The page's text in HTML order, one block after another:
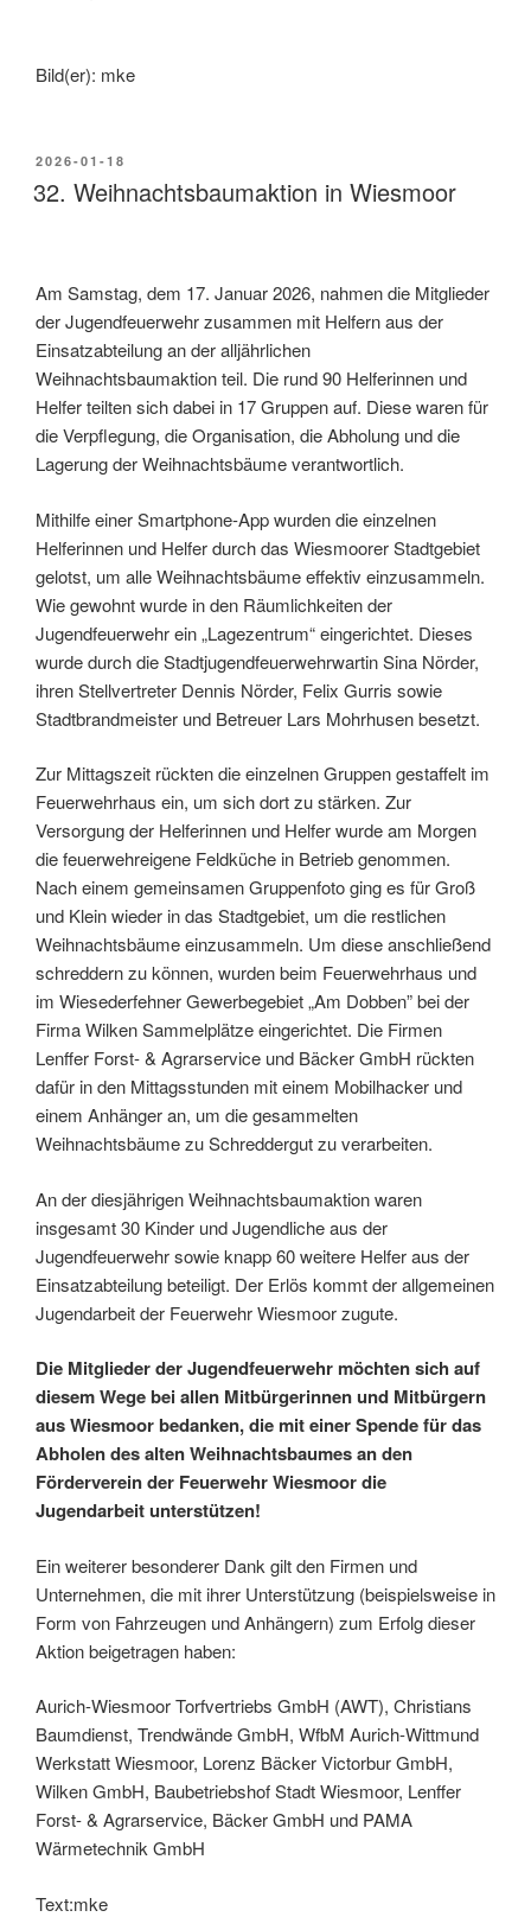
Bild(er): mke
2026-01-18
32. Weihnachtsbaumaktion in Wiesmoor
Am Samstag, dem 17. Januar 2026, nahmen die Mitglieder
der Jugendfeuerwehr zusammen mit Helfern aus der
Einsatzabteilung an der alljährlichen
Weihnachtsbaumaktion teil. Die rund 90 Helferinnen und
Helfer teilten sich dabei in 17 Gruppen auf. Diese waren für
die Verpflegung, die Organisation, die Abholung und die
Lagerung der Weihnachtsbäume verantwortlich.
Mithilfe einer Smartphone-App wurden die einzelnen
Helferinnen und Helfer durch das Wiesmoorer Stadtgebiet
gelotst, um alle Weihnachtsbäume effektiv einzusammeln.
Wie gewohnt wurde in den Räumlichkeiten der
Jugendfeuerwehr ein „Lagezentrum“ eingerichtet. Dieses
wurde durch die Stadtjugendfeuerwehrwartin Sina Nörder,
ihren Stellvertreter Dennis Nörder, Felix Gurris sowie
Stadtbrandmeister und Betreuer Lars Mohrhusen besetzt.
Zur Mittagszeit rückten die einzelnen Gruppen gestaffelt im
Feuerwehrhaus ein, um sich dort zu stärken. Zur
Versorgung der Helferinnen und Helfer wurde am Morgen
die feuerwehreigene Feldküche in Betrieb genommen.
Nach einem gemeinsamen Gruppenfoto ging es für Groß
und Klein wieder in das Stadtgebiet, um die restlichen
Weihnachtsbäume einzusammeln. Um diese anschließend
schreddern zu können, wurden beim Feuerwehrhaus und
im Wiesederfehner Gewerbegebiet „Am Dobben” bei der
Firma Wilken Sammelplätze eingerichtet. Die Firmen
Lenffer Forst- & Agrarservice und Bäcker GmbH rückten
dafür in den Mittagsstunden mit einem Mobilhacker und
einem Anhänger an, um die gesammelten
Weihnachtsbäume zu Schreddergut zu verarbeiten.
An der diesjährigen Weihnachtsbaumaktion waren
insgesamt 30 Kinder und Jugendliche aus der
Jugendfeuerwehr sowie knapp 60 weitere Helfer aus der
Einsatzabteilung beteiligt. Der Erlös kommt der allgemeinen
Jugendarbeit der Feuerwehr Wiesmoor zugute.
Die Mitglieder der Jugendfeuerwehr möchten sich auf
diesem Wege bei allen Mitbürgerinnen und Mitbürgern
aus Wiesmoor bedanken, die mit einer Spende für das
Abholen des alten Weihnachtsbaumes an den
Förderverein der Feuerwehr Wiesmoor die
Jugendarbeit unterstützen!
Ein weiterer besonderer Dank gilt den Firmen und
Unternehmen, die mit ihrer Unterstützung (beispielsweise in
Form von Fahrzeugen und Anhängern) zum Erfolg dieser
Aktion beigetragen haben:
Aurich-Wiesmoor Torfvertriebs GmbH (AWT), Christians
Baumdienst, Trendwände GmbH, WfbM Aurich-Wittmund
Werkstatt Wiesmoor, Lorenz Bäcker Victorbur GmbH,
Wilken GmbH, Baubetriebshof Stadt Wiesmoor, Lenffer
Forst- & Agrarservice, Bäcker GmbH und PAMA
Wärmetechnik GmbH
Text:mke